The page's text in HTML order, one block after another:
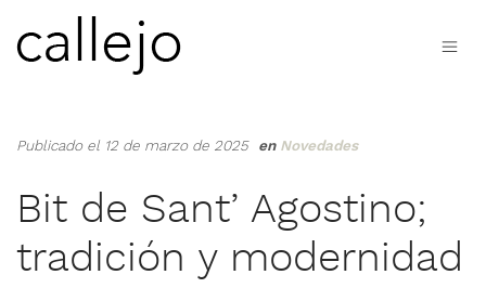
Publicado el 12 de marzo de 2025 en Novedades
Bit de Sant’ Agostino;
tradición y modernidad